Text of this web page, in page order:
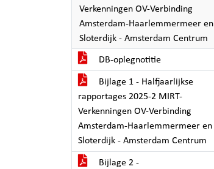
Verkenningen OV-Verbinding
Amsterdam-Haarlemmermeer en
Sloterdijk - Amsterdam Centrum
DB-oplegnotitie
Bijlage 1 - Halfjaarlijkse
rapportages 2025-2 MIRT-
Verkenningen OV-Verbinding
Amsterdam-Haarlemmermeer en
Sloterdijk - Amsterdam Centrum
Bijlage 2 -